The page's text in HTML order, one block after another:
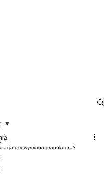
czy wymiana granulatora?